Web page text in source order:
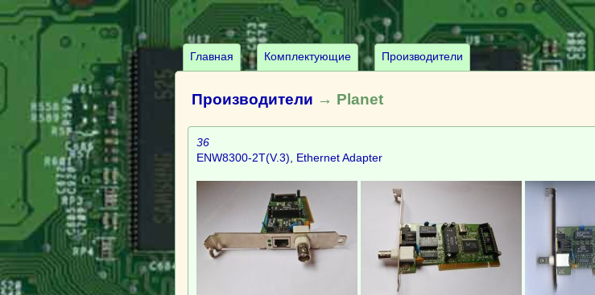
Главная Комплектующие Производители
Производители → Planet
36
ENW8300-2T(V.3), Ethernet Adapter